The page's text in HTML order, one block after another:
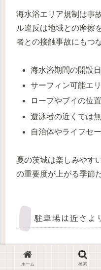
海水浴エリア規制は事
ル違反は地域との摩擦
者との接触事故にもつ
海水浴期間の開設
サーフィン可能エ
ロープやブイの位
遊泳者の近くでは
自治体やライフセ
夏の茨城は楽しみやす
の重要度が上がる季節
駐車場は近さよ
サーフポイント選びで
めたくなりますが、茨
ホーム 検索